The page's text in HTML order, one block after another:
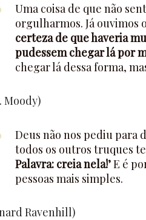
Uma coisa de que não
orgulharmos. Já ouvimos
certeza de que haveria
pudessem chegar lá por
chegar lá dessa forma,
Moody)
Deus não nos pediu para
todos os outros truques
Palavra: creia nela!’E é
pessoas mais simples.
Ravenhill)